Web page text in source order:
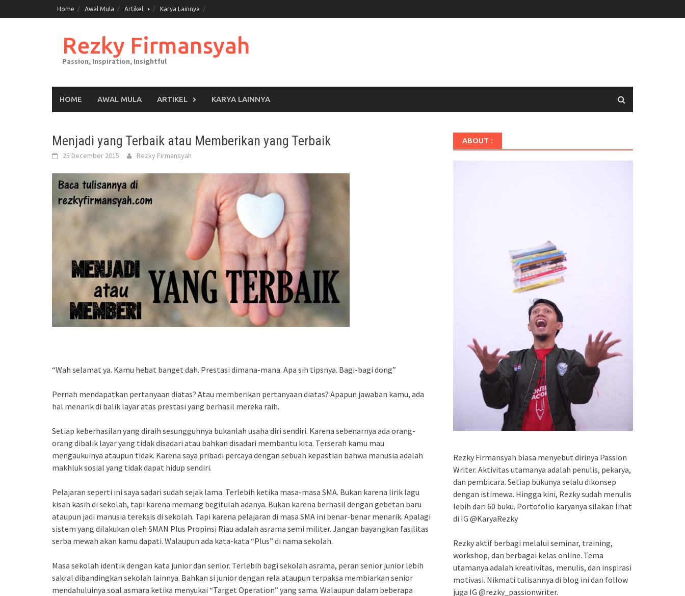
to
Home Awal Mula Artikel Karya Lainnya
Rezky Firmansyah
Passion, Inspiration, Insightful
HOME AWAL MULA ARTIKEL KARYA LAINNYA
Menjadi yang Terbaik atau Memberikan yang Terbaik
25 December 2015 Rezky Firmansyah
“Wah selamat ya. Kamu hebat banget dah. Prestasi dimana-mana. Apa sih tipsnya. Bagi-bagi dong”
Pernah mendapatkan pertanyaan diatas? Atau memberikan pertanyaan diatas? Apapun jawaban kamu, ada
hal menarik di balik layar atas prestasi yang berhasil mereka raih.
Setiap keberhasilan yang diraih sesungguhnya bukanlah usaha diri sendiri. Karena sebenarnya ada orang-
orang dibalik layar yang tidak disadari atau bahkan disadari membantu kita. Terserah kamu mau
mengaukuinya ataupun tidak. Karena saya pribadi percaya dengan sebuah kepastian bahwa manusia adalah
makhluk sosial yang tidak dapat hidup sendiri.
Pelajaran seperti ini saya sadari sudah sejak lama. Terlebih ketika masa-masa SMA. Bukan karena lirik lagu
kisah kasih di sekolah, tapi karena memang begitulah adanya. Bukan karena berhasil dengan gebetan baru
ataupun jadi manusia tereksis di sekolah. Tapi karena pelajaran di masa SMA ini benar-benar menarik. Apalagi
sistem yang dilakukan oleh SMAN Plus Propinsi Riau adalah asrama semi militer. Jangan bayangkan fasilitas
serba mewah akan kamu dapati. Walaupun ada kata-kata “Plus” di nama sekolah.
Masa sekolah identik dengan kata junior dan senior. Terlebih bagi sekolah asrama, peran senior junior lebih
sakral dibandingkan sekolah lainnya. Bahkan si junior dengan rela ataupun terpaksa membiarkan senior
mendahuluinya soal asmara ketika menyukai “Target Operation” yang sama. Walaupun dalam beberapa
ABOUT :
Rezky Firmansyah biasa menyebut dirinya Passion
Writer. Aktivitas utamanya adalah penulis, pekarya,
dan pembicara. Setiap bukunya selalu dikonsep
dengan istimewa. Hingga kini, Rezky sudah menulis
lebih dari 60 buku. Portofolio karyanya silakan lihat
di IG @KaryaRezky
Rezky aktif berbagi melalui seminar, training,
workshop, dan berbagai kelas online. Tema
utamanya adalah kreativitas, menulis, dan inspirasi
motivasi. Nikmati tulisannya di blog ini dan follow
juga IG @rezky_passionwriter.